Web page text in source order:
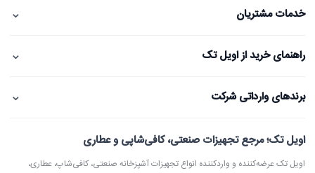
خدمات مشتریان ⌄
راهنمای خرید از اویل تک ⌄
برندهای وارداتی شرکت ⌄
اویل تک؛ مرجع تجهیزات صنعتی، کافی‌شاپی و عطاری
اویل تک عرضه‌کننده و واردکننده انواع تجهیزات آشپزخانه صنعتی، کافی‌شاپ، عطاری،